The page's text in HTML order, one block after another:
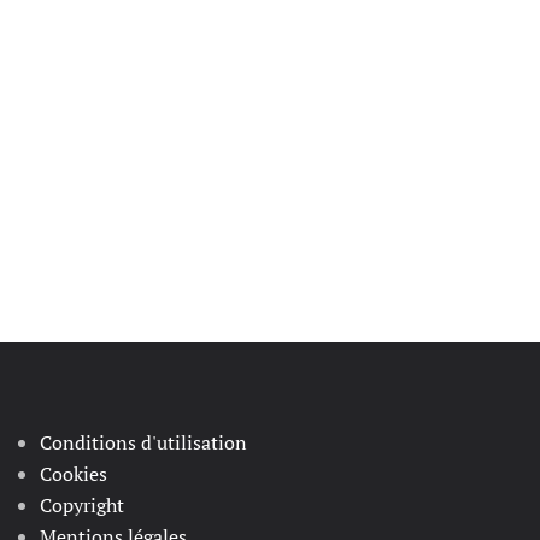
Conditions d'utilisation
Cookies
Copyright